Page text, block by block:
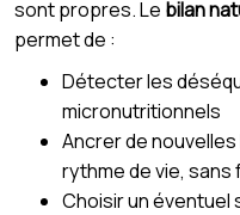
sont propres. Le bilan
permet de :
Détecter les
micronutritionnels
Ancrer de
rythme de vie,
Choisir un